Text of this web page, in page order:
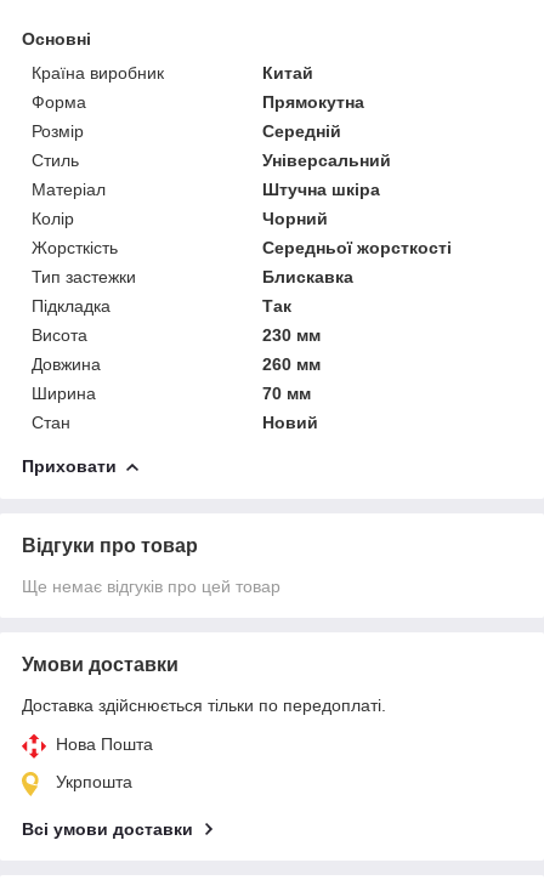
Основні
Країна виробник
Китай
Форма
Прямокутна
Розмір
Середній
Стиль
Універсальний
Матеріал
Штучна шкіра
Колір
Чорний
Жорсткість
Середньої жорсткості
Тип застежки
Блискавка
Підкладка
Так
Висота
230 мм
Довжина
260 мм
Ширина
70 мм
Стан
Новий
Приховати
Відгуки про товар
Ще немає відгуків про цей товар
Умови доставки
Доставка здійснюється тільки по передоплаті.
Нова Пошта
Укрпошта
Всі умови доставки